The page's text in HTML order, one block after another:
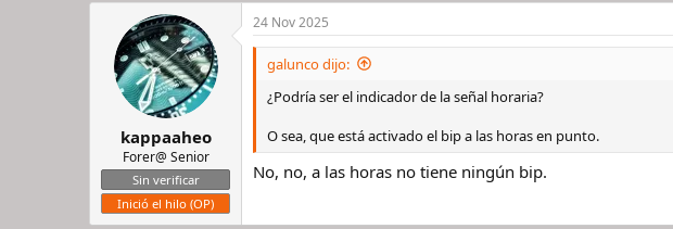
kappaaheo
Forer@ Senior
Sin verificar
Inició el hilo (OP)
24 Nov 2025
galunco dijo:
¿Podría ser el indicador de la señal horaria?
O sea, que está activado el bip a las horas en punto.
No, no, a las horas no tiene ningún bip.